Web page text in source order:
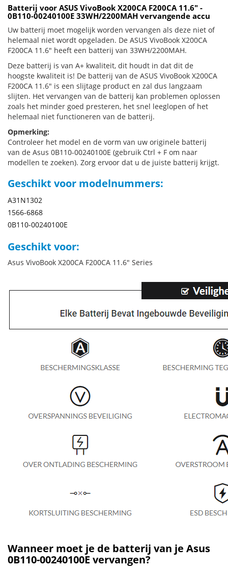
Batterij voor ASUS VivoBook X200CA F200CA 11.6" -
0B110-00240100E 33WH/2200MAH vervangende accu
Uw batterij moet mogelijk worden vervangen als deze niet of
helemaal niet wordt opgeladen. De ASUS VivoBook X200CA
F200CA 11.6" heeft een batterij van 33WH/2200MAH.
Deze batterij is van A+ kwaliteit, dit houdt in dat dit de
hoogste kwaliteit is! De batterij van de ASUS VivoBook X200CA
F200CA 11.6" is een slijtage product en zal dus langzaam
slijten. Het vervangen van de batterij kan problemen oplossen
zoals het minder goed presteren, het snel leeglopen of het
helemaal niet functioneren van de batterij.
Opmerking:
Controleer het model en de vorm van uw originele batterij
van de Asus 0B110-00240100E (gebruik Ctrl + F om naar
modellen te zoeken). Zorg ervoor dat u de juiste batterij krijgt.
Geschikt voor modelnummers:
A31N1302
1566-6868
0B110-00240100E
Geschikt voor:
Asus VivoBook X200CA F200CA 11.6" Series
Wanneer moet je de batterij van je Asus
0B110-00240100E vervangen?